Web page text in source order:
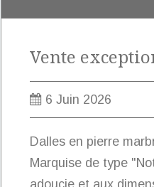
6 Juin 2026
Dalles en pierre
Marquise de type
adoucie et aux